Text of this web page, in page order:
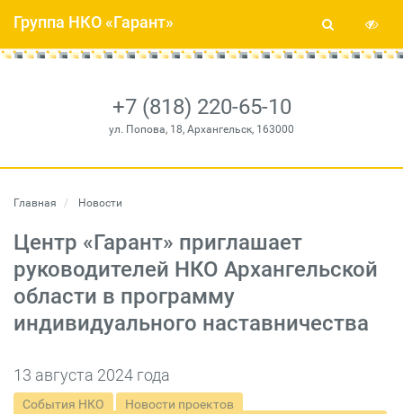
+7 (818) 220-65-10
ул. Попова, 18, Архангельск, 163000
Группа НКО «Гарант»
Главная Новости
Центр «Гарант» приглашает
руководителей НКО Архангельской
области в программу
индивидуального наставничества
13 августа 2024 года
События НКО
Новости проектов